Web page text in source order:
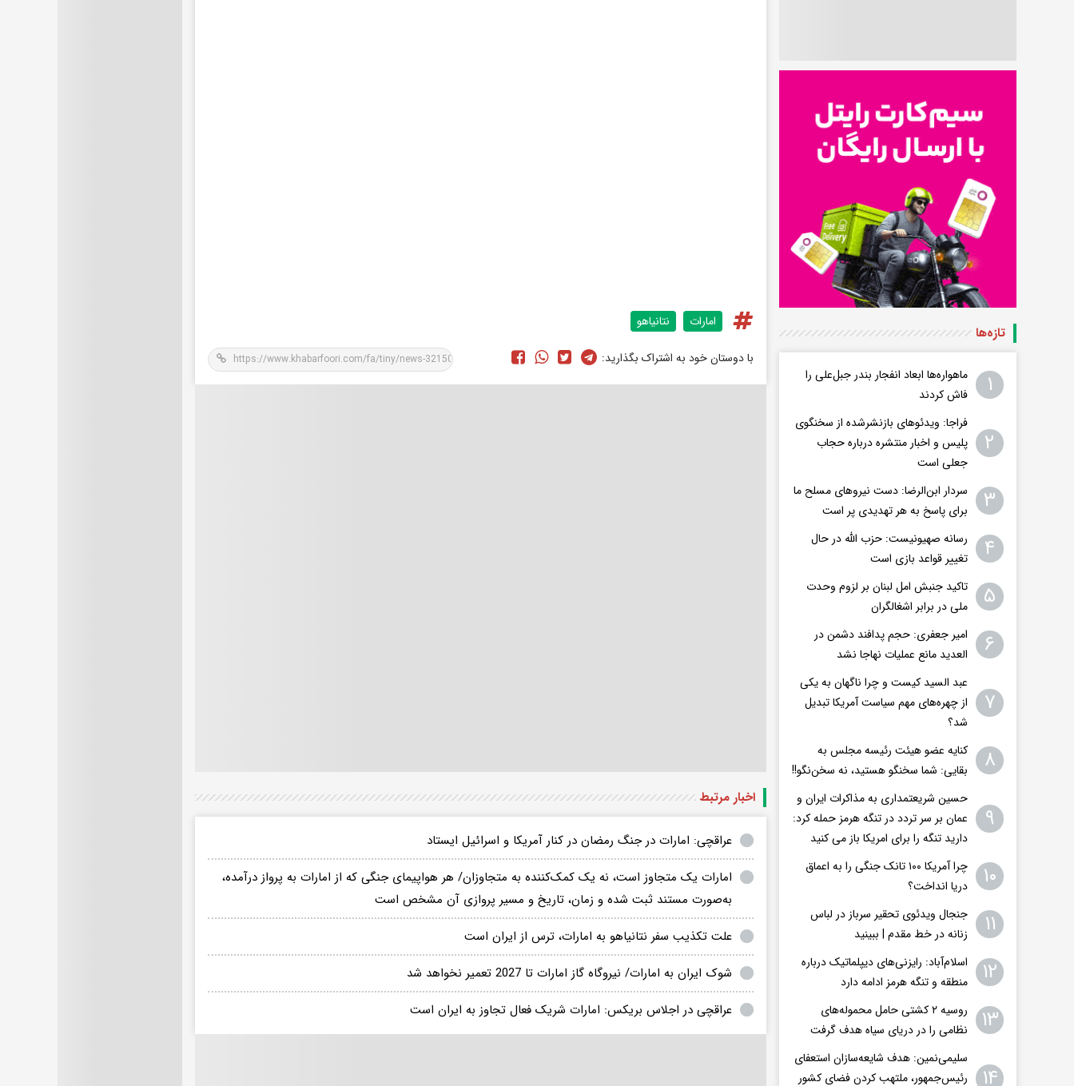
امارات نتانياهو
با دوستان خود به اشتراک بگذارید:
اخبار مرتبط
عراقچی: امارات در جنگ رمضان در کنار آمریکا و اسرائیل ایستاد
امارات یک متجاوز است، نه یک کمک‌کننده به متجاوزان/ هر هواپیمای جنگی که از امارات به پرواز درآمده،
به‌صورت مستند ثبت شده و زمان، تاریخ و مسیر پروازی آن مشخص است
علت تکذیب سفر نتانیاهو به امارات، ترس از ایران است
شوک ایران به امارات/ نیروگاه گاز امارات تا 2027 تعمیر نخواهد شد
عراقچی در اجلاس بریکس: امارات شریک فعال تجاوز به ایران است
تازه‌ها
۱
ماهواره‌ها ابعاد انفجار بندر جبل‌علی را
فاش کردند
۲
فراجا: ویدئوهای بازنشرشده از سخنگوی
پلیس و اخبار منتشره درباره حجاب
جعلی است
۳
سردار ابن‌الرضا: دست نیروهای مسلح ما
برای پاسخ به هر تهدیدی پر است
۴
رسانه صهیونیست: حزب الله در حال
تغییر قواعد بازی است
۵
تاکید جنبش امل لبنان بر لزوم وحدت
ملی در برابر اشغالگران
۶
امیر جعفری: حجم پدافند دشمن در
العدید مانع عملیات نهاجا نشد
۷
عبد السید کیست و چرا ناگهان به یکی
از چهره‌های مهم سیاست آمریکا تبدیل
شد؟
۸
کنایه عضو هیئت رئیسه مجلس به
بقایی: شما سخنگو هستید، نه سخن‌نگو!!
۹
حسین شریعتمداری به مذاکرات ایران و
عمان بر سر تردد در تنگه هرمز حمله کرد:
دارید تنگه را برای امریکا باز می کنید
۱۰
چرا آمریکا ۱۰۰ تانک جنگی را به اعماق
دریا انداخت؟
۱۱
جنجال ویدئوی تحقیر سرباز در لباس
زنانه در خط مقدم | ببینید
۱۲
اسلام‌آباد: رایزنی‌های دیپلماتیک درباره
منطقه و تنگه هرمز ادامه دارد
۱۳
روسیه ۲ کشتی حامل محموله‌های
نظامی را در دریای سیاه هدف گرفت
۱۴
سلیمی‌نمین: هدف شایعه‌سازان استعفای
رئیس‌جمهور، ملتهب کردن فضای کشور